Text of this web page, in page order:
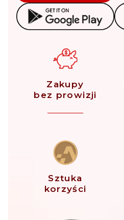
Zakupy
bez prowizji
Sztuka
korzyści